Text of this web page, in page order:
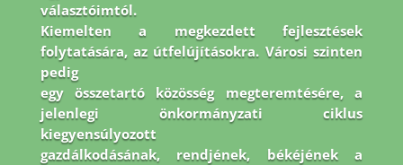
választóimtól.
Kiemelten a megkezdett fejlesztések
folytatására, az útfelújításokra. Városi szinten
pedig
egy összetartó közösség megteremtésére, a
jelenlegi önkormányzati ciklus
kiegyensúlyozott
gazdálkodásának, rendjének, békéjének a